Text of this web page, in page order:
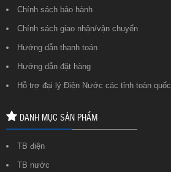
Chính sách bảo hành
Chính sách giao nhận/vận chuyển
Hướng dẫn thanh toán
Hướng dẫn đặt hàng
Hỗ trợ đại lý Điện Nước các tỉnh toàn quốc
DANH MỤC SẢN PHẨM
TB điện
TB nước